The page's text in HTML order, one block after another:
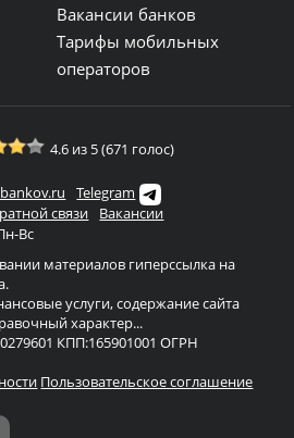
Вакансии банков
Тарифы мобильных
операторов
4.6 из 5 (671 голос)
Telegram
связи
Вакансии
Вс
материалов гиперссылка на
услуги, содержание сайта
характер...
КПП:165901001 ОГРН
Пользовательское соглашение